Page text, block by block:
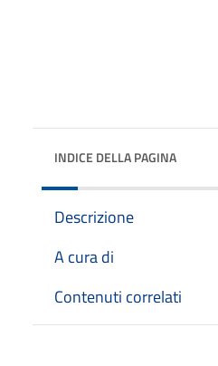
INDICE DELLA PAGINA
Descrizione
A cura di
Contenuti correlati